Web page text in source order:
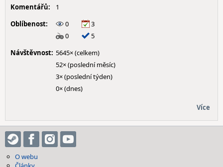
Komentářů:
1
Oblíbenost:
0
3
0
5
Návštěvnost: 5645× (celkem)
52× (poslední měsíc)
3× (poslední týden)
0× (dnes)
Více
O webu